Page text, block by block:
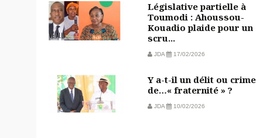
Législative partielle à
Toumodi : Ahoussou-
Kouadio plaide pour un
scru...
JDA 17/02/2026
Y a-t-il un délit ou crime
de…« fraternité » ?
JDA 10/02/2026